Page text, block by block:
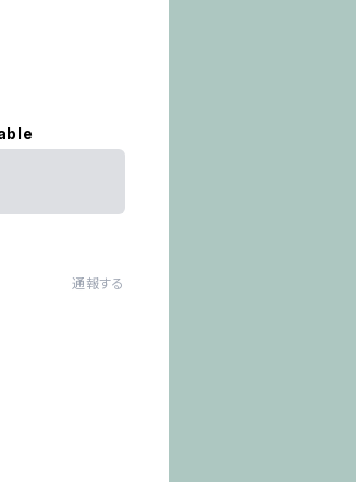
通報する